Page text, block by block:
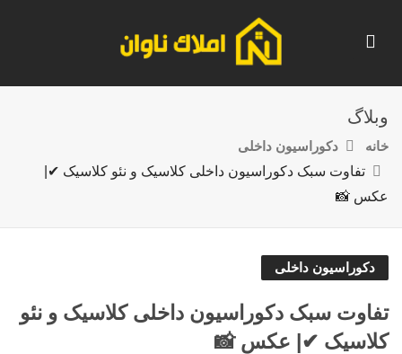
وبلاگ
خانه
دکوراسیون داخلی
تفاوت سبک دکوراسیون داخلی کلاسیک و نئو کلاسیک ✔|
عکس 📸
دکوراسیون داخلی
تفاوت سبک دکوراسیون داخلی کلاسیک و نئو
کلاسیک ✔| عکس 📸